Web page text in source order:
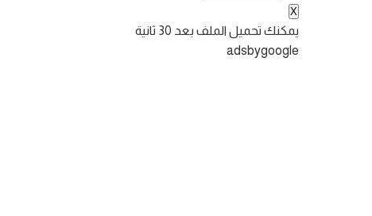
X
يمكنك تحميل الملف بعد 30 ثانية
adsbygoogle